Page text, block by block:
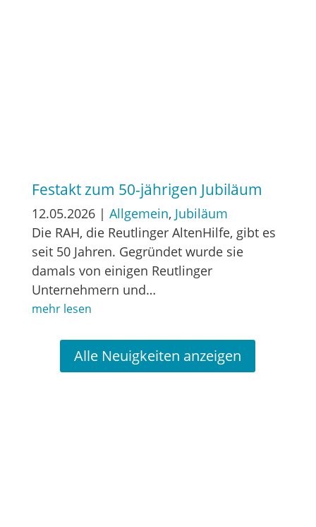
Festakt zum 50-jährigen Jubiläum
12.05.2026| Allgemein, Jubiläum
Die RAH, die Reutlinger AltenHilfe, gibt es
seit 50 Jahren. Gegründet wurde sie
damals von einigen Reutlinger
Unternehmern und…
mehr lesen
Alle Neuigkeiten anzeigen